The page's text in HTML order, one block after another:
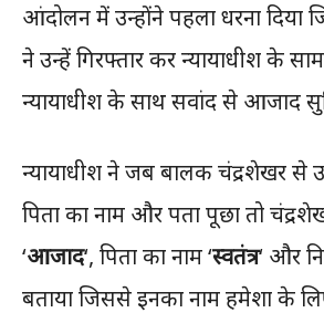
आंदोलन में उन्होंने पहला धरना
ने उन्हें गिरफ्तार कर न्यायाधीश के
न्यायाधीश के साथ सवांद से आजाद
न्यायाधीश ने जब बालक चंद्रशेखर से
पिता का नाम और पता पूछा तो
‘आजाद‘, पिता का नाम ‘स्वतंत्र‘ और
बताया जिससे इनका नाम हमेशा के